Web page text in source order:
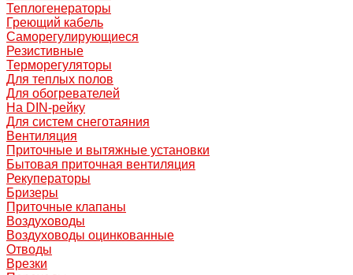
Теплогенераторы
Греющий кабель
Саморегулирующиеся
Резистивные
Терморегуляторы
Для теплых полов
Для обогревателей
На DIN-рейку
Для систем снеготаяния
Вентиляция
Приточные и вытяжные установки
Бытовая приточная вентиляция
Рекуператоры
Бризеры
Приточные клапаны
Воздуховоды
Воздуховоды оцинкованные
Отводы
Врезки